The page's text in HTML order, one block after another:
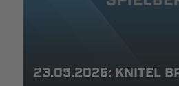
23.05.2026: KNITEL